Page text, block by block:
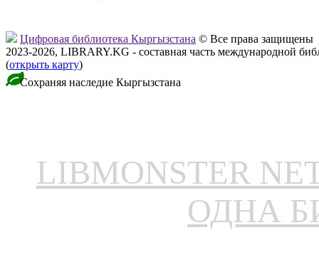
Цифровая библиотека Кыргызстана © Все права защищены
2023-2026, LIBRARY.KG - составная часть международной
(открыть карту)
Сохраняя наследие Кыргызстана
LIBMONSTER
ОДНА